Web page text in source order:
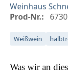
Weinhaus
Prod-Nr.:
6730
Weißwein
Was wir an